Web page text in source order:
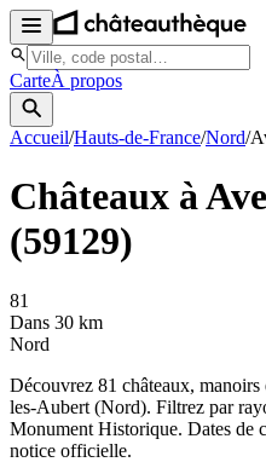
CarteÀ propos
Accueil/Hauts-de-France/Nord/
Châteaux à
(59129)
81
Dans 30 km
Nord
Découvrez 81 châteaux, manoirs
les-Aubert (Nord). Filtrez par
Monument Historique. Dates de
notice officielle.